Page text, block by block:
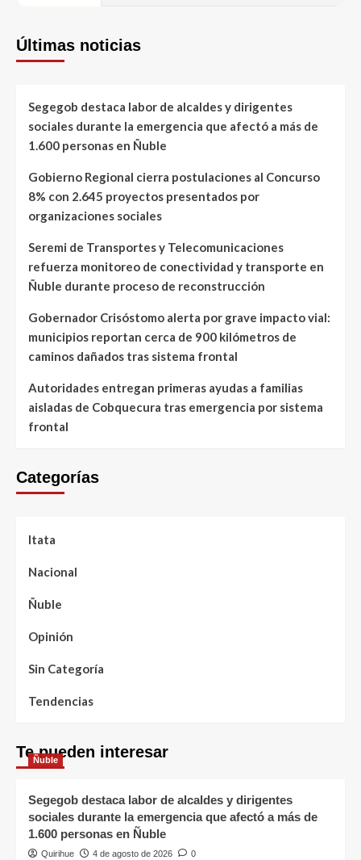
Últimas noticias
Segegob destaca labor de alcaldes y dirigentes
sociales durante la emergencia que afectó a más de
1.600 personas en Ñuble
Gobierno Regional cierra postulaciones al Concurso
8% con 2.645 proyectos presentados por
organizaciones sociales
Seremi de Transportes y Telecomunicaciones
refuerza monitoreo de conectividad y transporte en
Ñuble durante proceso de reconstrucción
Gobernador Crisóstomo alerta por grave impacto vial:
municipios reportan cerca de 900 kilómetros de
caminos dañados tras sistema frontal
Autoridades entregan primeras ayudas a familias
aisladas de Cobquecura tras emergencia por sistema
frontal
Categorías
Itata
Nacional
Ñuble
Opinión
Sin Categoría
Tendencias
Te pueden interesar
Ñuble
Segegob destaca labor de alcaldes y dirigentes
sociales durante la emergencia que afectó a más de
1.600 personas en Ñuble
Quirihue 4 de agosto de 2026 0